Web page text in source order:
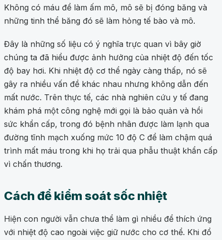
Không có máu để làm ấm mô, mô sẽ bị đóng băng và
những tinh thể băng đó sẽ làm hỏng tế bào và mô.
Đây là những số liệu có ý nghĩa trực quan vì bây giờ
chúng ta đã hiểu được ảnh hưởng của nhiệt độ đến tốc
độ bay hơi. Khi nhiệt độ cơ thể ngày càng thấp, nó sẽ
gây ra nhiều vấn đề khác nhau nhưng không dẫn đến
mất nước. Trên thực tế, các nhà nghiên cứu y tế đang
khám phá một công nghệ mới gọi là bảo quản và hồi
sức khẩn cấp, trong đó bệnh nhân được làm lạnh qua
đường tĩnh mạch xuống mức 10 độ C để làm chậm quá
trình mất máu trong khi họ trải qua phẫu thuật khẩn cấp
vì chấn thương.
Cách để kiểm soát sốc nhiệt
Hiện con người vẫn chưa thể làm gì nhiều để thích ứng
với nhiệt độ cao ngoài việc giữ nước cho cơ thể. Khi đổ